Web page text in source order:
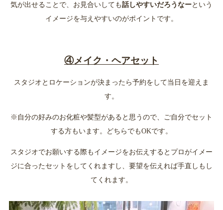
気が出せることで、お見合いしても話しやすいだろうなーという
イメージを与えやすいのがポイントです。
④メイク・ヘアセット
スタジオとロケーションが決まったら予約をして当日を迎えま
す。
※自分の好みのお化粧や髪型があると思うので、ご自分でセット
する方もいます。どちらでもOKです。
スタジオでお願いする際もイメージをお伝えするとプロがイメー
ジに合ったセットをしてくれますし、要望を伝えれば手直しもし
てくれます。